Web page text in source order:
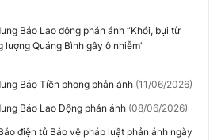
Báo Lao động phản ánh “Khói, bụi từ
lượng Quảng Bình gây ô nhiễm”
Báo Tiền phong phản ánh (11/06/2026)
Báo Lao Động phản ánh (08/06/2026)
điện tử Bảo vệ pháp luật phản ánh ngày